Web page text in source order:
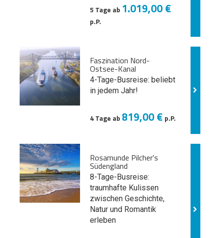
5 Tage ab 1.019,00 €
p.P.
Faszination Nord-
Ostsee-Kanal
4-Tage-Busreise: beliebt
in jedem Jahr!
4 Tage ab 819,00 € p.P.
Rosamunde Pilcher's
Südengland
8-Tage-Busreise:
traumhafte Kulissen
zwischen Geschichte,
Natur und Romantik
erleben